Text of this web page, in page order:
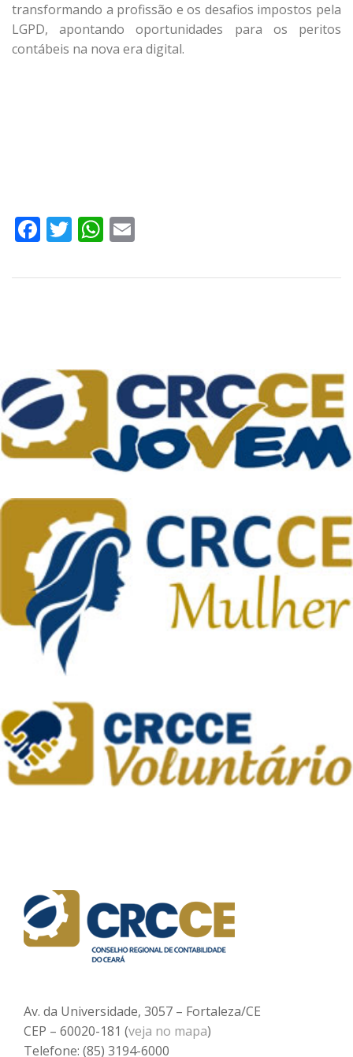
transformando a profissão e os desafios impostos pela
LGPD, apontando oportunidades para os peritos
contábeis na nova era digital.
Facebook
TwitterWhatsApp
Av. da Universidade, 3057 – Fortaleza/CE
CEP – 60020-181 (veja no mapa)
Telefone: (85) 3194-6000